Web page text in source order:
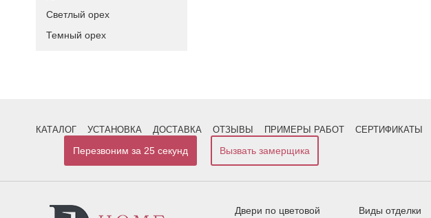
Светлый орех
Темный орех
КАТАЛОГ УСТАНОВКА ДОСТАВКА ОТЗЫВЫ ПРИМЕРЫ РАБОТ СЕРТИФИКАТЫ
Перезвоним за 25 секунд Вызвать замерщика
Двери по цветовой
Виды отделки